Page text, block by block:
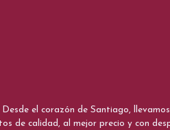
el corazón de Santiago,
de calidad, al mejor precio y con